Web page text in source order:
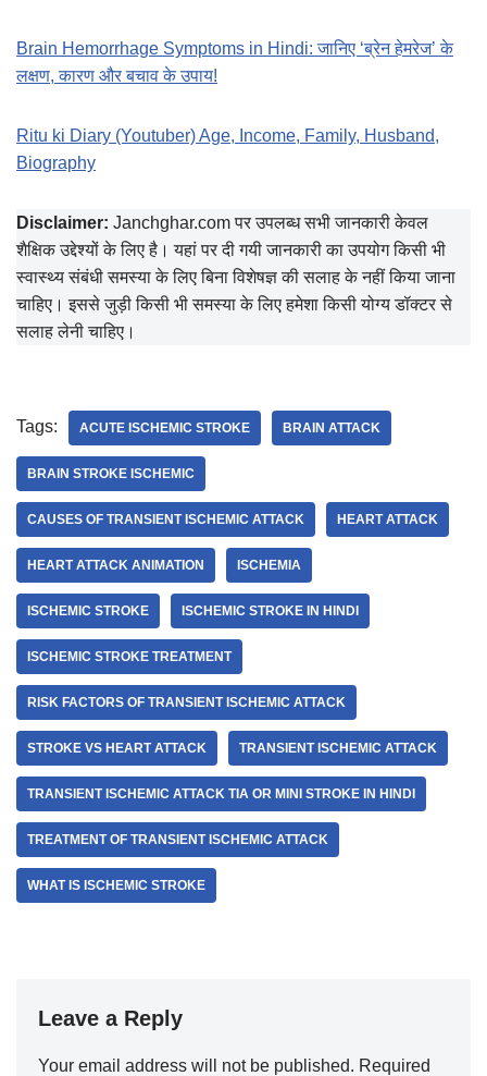
Brain Hemorrhage Symptoms in Hindi: जानिए ‘ब्रेन हेमरेज’ के
लक्षण, कारण और बचाव के उपाय!
Ritu ki Diary (Youtuber) Age, Income, Family, Husband,
Biography
Disclaimer: Janchghar.com पर उपलब्ध सभी जानकारी केवल
शैक्षिक उद्देश्यों के लिए है। यहां पर दी गयी जानकारी का उपयोग किसी भी
स्वास्थ्य संबंधी समस्या के लिए बिना विशेषज्ञ की सलाह के नहीं किया जाना
चाहिए। इससे जुड़ी किसी भी समस्या के लिए हमेशा किसी योग्य डॉक्टर से
सलाह लेनी चाहिए।
Tags: ACUTE ISCHEMIC STROKE BRAIN ATTACK
BRAIN STROKE ISCHEMIC
CAUSES OF TRANSIENT ISCHEMIC ATTACK HEART ATTACK
HEART ATTACK ANIMATION ISCHEMIA
ISCHEMIC STROKE ISCHEMIC STROKE IN HINDI
ISCHEMIC STROKE TREATMENT
RISK FACTORS OF TRANSIENT ISCHEMIC ATTACK
STROKE VS HEART ATTACK TRANSIENT ISCHEMIC ATTACK
TRANSIENT ISCHEMIC ATTACK TIA OR MINI STROKE IN HINDI
TREATMENT OF TRANSIENT ISCHEMIC ATTACK
WHAT IS ISCHEMIC STROKE
Leave a Reply
Your email address will not be published. Required